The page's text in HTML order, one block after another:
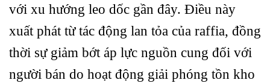
với xu hướng leo dốc gần đây. Điều này
xuất phát từ tác động lan tỏa của raffia, đồng
thời sự giảm bớt áp lực nguồn cung đối với
người bán do hoạt động giải phóng tồn kho